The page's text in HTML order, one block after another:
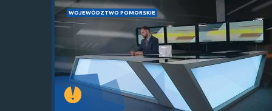
WOJEWÓDZTWO POMORSKIE